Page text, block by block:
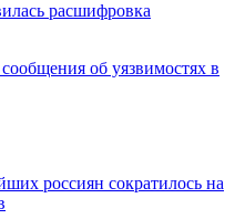
расшифровка
об уязвимостях в
россиян сократилось на